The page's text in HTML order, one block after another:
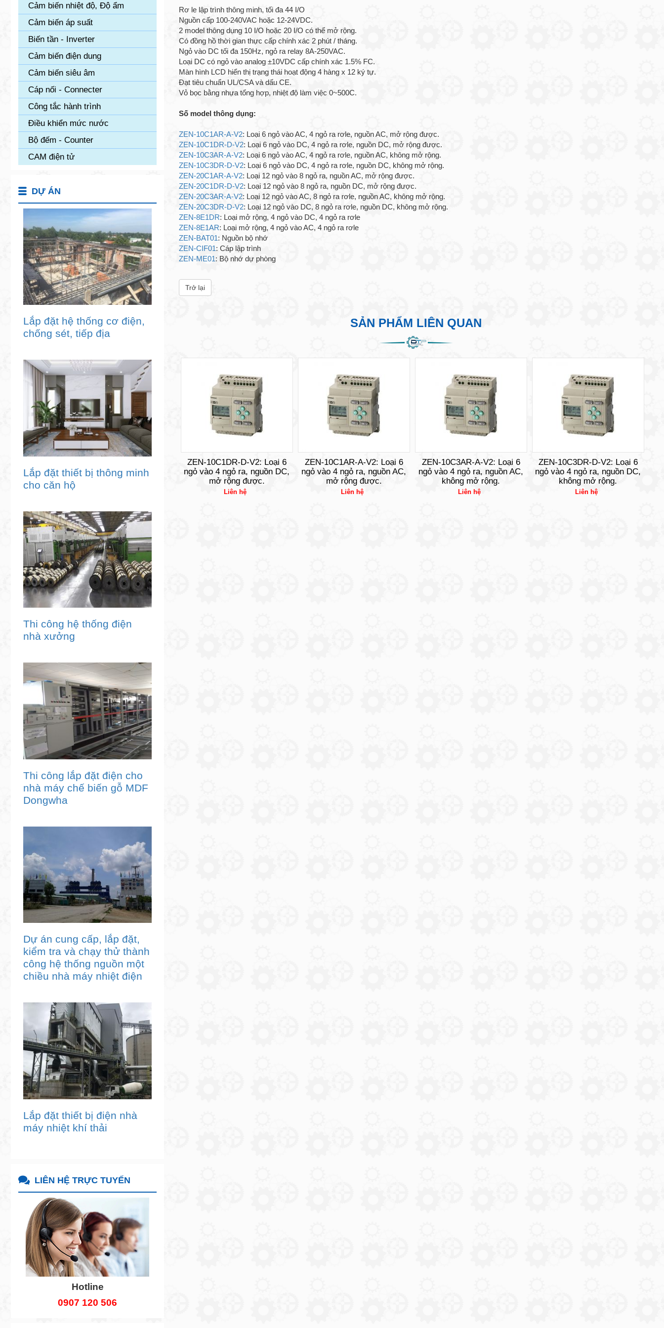
Rơ le lập trình thông minh, tối đa 44 I/O
Nguồn cấp 100-240VAC hoặc 12-24VDC.
2 model thông dụng 10 I/O hoặc 20 I/O có thể mở rộng.
Có đồng hồ thời gian thực cấp chính xác 2 phút / tháng.
Ngỏ vào DC tối đa 150Hz, ngỏ ra relay 8A-250VAC.
Loại DC có ngỏ vào analog ±10VDC cấp chính xác 1.5% FC.
Màn hình LCD hiển thị trạng thái hoạt động 4 hàng x 12 ký tự.
Đạt tiêu chuẩn UL/CSA và dấu CE.
Vỏ bọc bằng nhựa tổng hợp, nhiệt độ làm việc 0~500C.
Số model thông dụng:
ZEN-10C1AR-A-V2: Loại 6 ngỏ vào AC, 4 ngỏ ra rơle, nguồn AC, mở rộng được.
ZEN-10C1DR-D-V2: Loại 6 ngỏ vào DC, 4 ngỏ ra rơle, nguồn DC, mở rộng được.
ZEN-10C3AR-A-V2: Loại 6 ngỏ vào AC, 4 ngỏ ra rơle, nguồn AC, không mở rộng.
ZEN-10C3DR-D-V2: Loại 6 ngỏ vào DC, 4 ngỏ ra rơle, nguồn DC, không mở rộng.
ZEN-20C1AR-A-V2: Loại 12 ngỏ vào 8 ngỏ ra, nguồn AC, mở rộng được.
ZEN-20C1DR-D-V2: Loại 12 ngỏ vào 8 ngỏ ra, nguồn DC, mở rộng được.
ZEN-20C3AR-A-V2: Loại 12 ngỏ vào AC, 8 ngỏ ra rơle, nguồn AC, không mở rộng.
ZEN-20C3DR-D-V2: Loại 12 ngỏ vào DC, 8 ngỏ ra rơle, nguồn DC, không mở rộng.
ZEN-8E1DR: Loại mở rộng, 4 ngỏ vào DC, 4 ngỏ ra rơle
ZEN-8E1AR: Loại mở rộng, 4 ngỏ vào AC, 4 ngỏ ra rơle
ZEN-BAT01: Nguồn bộ nhớ
ZEN-CIF01: Cáp lập trình
ZEN-ME01: Bộ nhớ dự phòng
Trở lại
SẢN PHẨM LIÊN QUAN
ZEN-10C1DR-D-V2: Loại 6
ngỏ vào 4 ngỏ ra, nguồn DC,
mở rộng được.
Liên hệ
ZEN-10C1AR-A-V2: Loại 6
ngỏ vào 4 ngỏ ra, nguồn AC,
mở rộng được.
Liên hệ
ZEN-10C3AR-A-V2: Loại 6
ngỏ vào 4 ngỏ ra, nguồn AC,
không mở rộng.
Liên hệ
ZEN-10C3DR-D-V2: Loại 6
ngỏ vào 4 ngỏ ra, nguồn DC,
không mở rộng.
Liên hệ
Cảm biến nhiệt độ, Độ ẩm
Cảm biến áp suất
Biến tần - Inverter
Cảm biến điện dung
Cảm biến siêu âm
Cáp nối - Connecter
Công tắc hành trình
Điều khiển mức nước
Bộ đếm - Counter
CAM điện tử
DỰ ÁN
Lắp đặt hệ thống cơ điện,
chống sét, tiếp địa
Lắp đặt thiết bị thông minh
cho căn hộ
Thi công hệ thống điện
nhà xưởng
Thi công lắp đặt điện cho
nhà máy chế biến gỗ MDF
Dongwha
Dự án cung cấp, lắp đặt,
kiểm tra và chạy thử thành
công hệ thống nguồn một
chiều nhà máy nhiệt điện
Lắp đặt thiết bị điện nhà
máy nhiệt khí thải
LIÊN HỆ TRỰC TUYẾN
Hotline
0907 120 506